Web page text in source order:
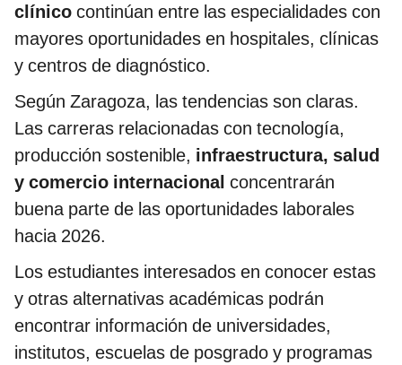
clínico continúan entre las especialidades con
mayores oportunidades en hospitales, clínicas
y centros de diagnóstico.
Según Zaragoza, las tendencias son claras.
Las carreras relacionadas con tecnología,
producción sostenible, infraestructura, salud
y comercio internacional concentrarán
buena parte de las oportunidades laborales
hacia 2026.
Los estudiantes interesados en conocer estas
y otras alternativas académicas podrán
encontrar información de universidades,
institutos, escuelas de posgrado y programas